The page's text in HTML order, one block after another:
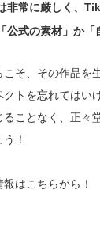
非常に厳しく、
公式の素材」か「
そ、その作品を
トを忘れてはい
ことなく、正々
！
はこちらから！